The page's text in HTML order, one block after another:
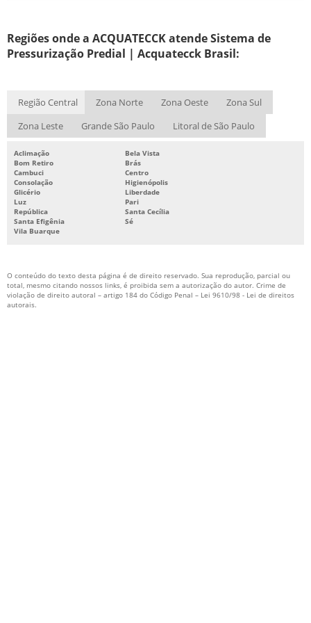
SISTEMA DE COMBATE A INCÊNDIO AUTOMÁTICO
SISTEMA DE COMBATE A INCÊNDIO HIDRANTES
SISTEMA DE COMBATE A INCÊNDIO PREDIAL
SISTEMA DE COMBATE A INCÊNDIO SPRINKLER
SISTEMA DE COMBATE CONTRA INCÊNDIOS
SISTEMA DE HIDRANTES PARA COMBATE A INCÊNDIO
SISTEMA DE PREVENÇÃO E COMBATE A INCÊNDIO
SISTEMA DE PROTEÇÃO CONTRA INCÊNDIO
SISTEMA DE PROTEÇÃO E COMBATE A INCÊNDIO
SISTEMA HIDRÁULICO DE COMBATE A INCÊNDIO
Regiões onde a ACQUATECCK atende Sistema de
Pressurização Predial | Acquatecck Brasil:
Região Central Zona Norte Zona Oeste
Zona Sul
Zona Leste
Grande São Paulo Litoral de São Paulo
Aclimação
Bela Vista
Bom Retiro
Brás
Cambuci
Centro
Consolação
Higienópolis
Glicério
Liberdade
Luz
Pari
República
Santa Cecília
Santa Efigênia
Sé
Vila Buarque
O conteúdo do texto desta página é de direito reservado. Sua reprodução, parcial ou
total, mesmo citando nossos links, é proibida sem a autorização do autor. Crime de
violação de direito autoral – artigo 184 do Código Penal – Lei 9610/98 - Lei de direitos
autorais.